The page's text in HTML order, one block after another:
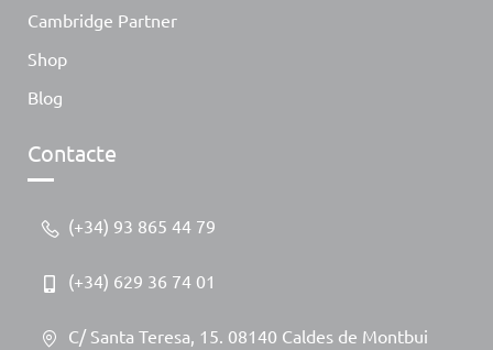
Cambridge Partner
Shop
Blog
Contacte
(+34) 93 865 44 79
(+34) 629 36 74 01
C/ Santa Teresa, 15. 08140 Caldes de Montbui